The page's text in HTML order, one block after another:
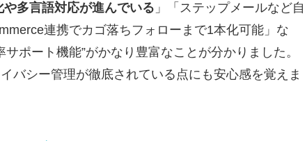
や多言語対応が進んでいる 」「ステップメールなど自
連携でカゴ落ちフォローまで1本化可能」な
ポート機能”がかなり豊富なことが分かりました。
バシー管理が徹底されている点にも安心感を覚えま